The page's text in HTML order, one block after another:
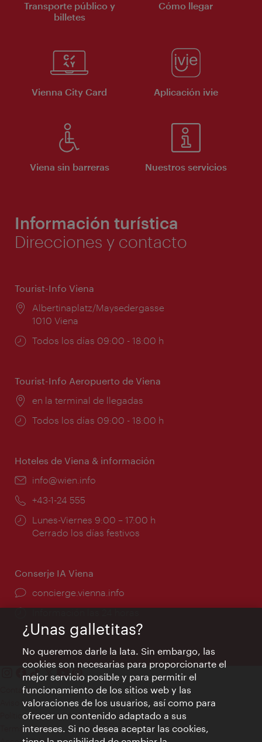
Transporte público y
billetes
Cómo llegar
Vienna City Card Aplicación ivie
Viena sin barreras Nuestros servicios
Información turística
Direcciones y contacto
Tourist-Info Viena
Lugar:
Albertinaplatz/Maysedergasse
1010 Viena
Horarios
Todos los días 09:00 - 18:00 h
Tourist-Info Aeropuerto de Viena
Lugar:
en la terminal de llegadas
Horarios
Todos los días 09:00 - 18:00 h
Hoteles de Viena & información
e-
info@wien.info
Teléfono:
+43-1-24 555
Horarios
de
Lunes-Viernes 9:00 – 17:00 h
Cerrado los días festivos
Conserje IA Viena
concierge.vienna.info
Contacto
Aviso legal
Política de privacidad de datos
Terms of Use
¿Unas galletitas?
No queremos darle la lata. Sin embargo, las
cookies son necesarias para proporcionarte el
mejor servicio posible y para permitir el
funcionamiento de los sitios web y las
valoraciones de los usuarios, así como para
ofrecer un contenido adaptado a sus
intereses. Si no desea aceptar las cookies,